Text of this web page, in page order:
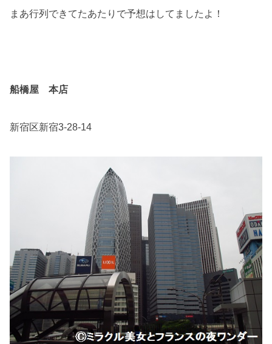
まあ行列できてたあたりで予想はしてましたよ！
船橋屋 本店
新宿区新宿3-28-14